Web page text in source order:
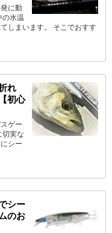
に動
の水温
しまいます。 そこでおすす
れ
初心
ゲー
切実な
シー
シー
のお